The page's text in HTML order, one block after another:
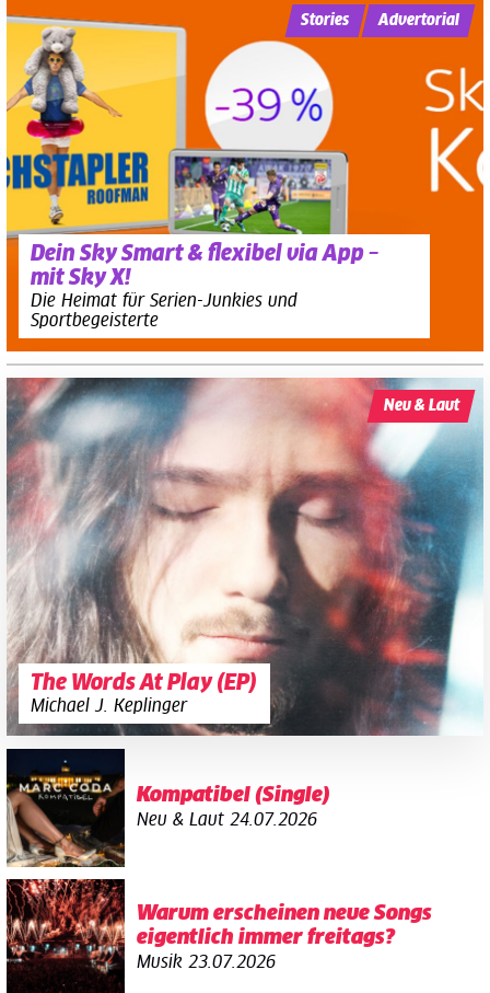
Dein Sky Smart & flexibel via App –
mit Sky X!
Die Heimat für Serien-Junkies und
Sportbegeisterte
Stories Advertorial
The Words At Play (EP)
Michael J. Keplinger
Neu & Laut
Kompatibel (Single)
Neu & Laut 24.07.2026
Warum erscheinen neue Songs
eigentlich immer freitags?
Musik 23.07.2026